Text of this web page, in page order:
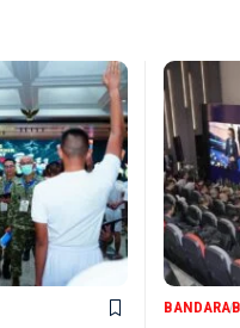
BANDARA